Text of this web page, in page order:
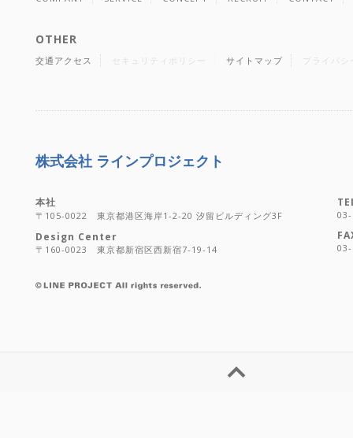
OTHER
交通アクセス セキュリティポリシー サイトマップ プライバ
株式会社 ラインプロジェクト
本社
〒105-0022 東京都港区海岸1-2-20 汐留ビルディング3F
Design Center
〒160-0023 東京都新宿区西新宿7-19-14